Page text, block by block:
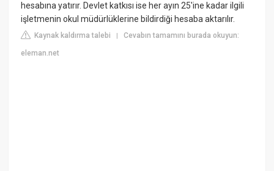
hesabına yatırır. Devlet katkısı ise her ayın 25'ine kadar ilgili
işletmenin okul müdürlüklerine bildirdiği hesaba aktarılır.
Kaynak kaldırma talebi |Cevabın tamamını burada okuyun:
eleman.net